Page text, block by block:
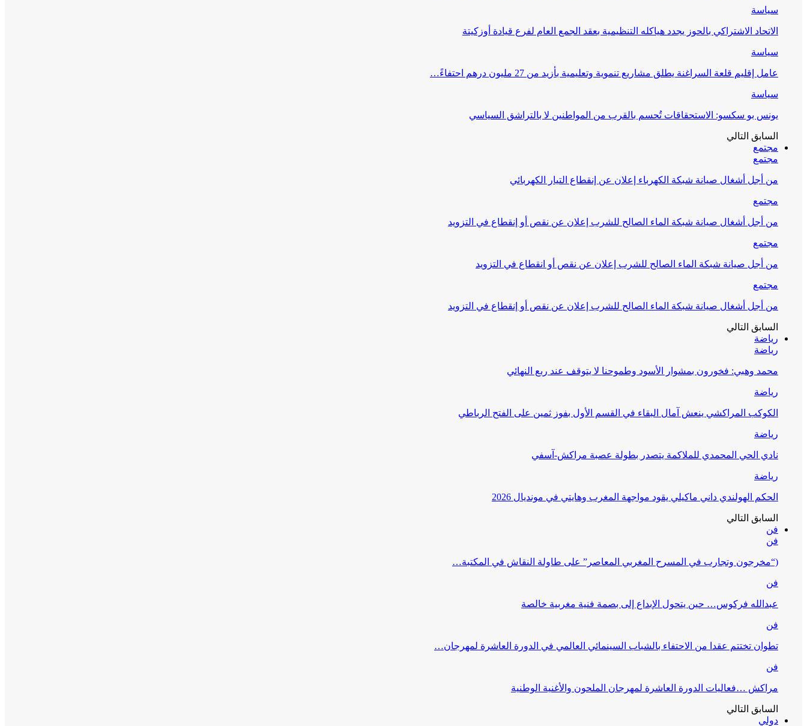
سياسة
الاتحاد الاشتراكي بالحوز يجدد هياكله التنظيمية بعقد الجمع العام لفرع قيادة أوزكيتة
سياسة
عامل إقليم قلعة السراغنة يطلق مشاريع تنموية وتعليمية بأزيد من 27 مليون درهم احتفاءً…
سياسة
يونس بو سكسو: الاستحقاقات تُحسم بالقرب من المواطنين لا بالتراشق السياسي
السابق التالي
مجتمع
مجتمع
من أجل أشغال صيانة شبكة الكهرباء إعلان عن إنقطاع التيار الكهربائي
مجتمع
من أجل أشغال صيانة شبكة الماء الصالح للشرب إعلان عن نقص أو إنقطاع في التزويد
مجتمع
من أجل صيانة شبكة الماء الصالح للشرب إعلان عن نقص أو انقطاع في التزويد
مجتمع
من أجل أشغال صيانة شبكة الماء الصالح للشرب إعلان عن نقص أو إنقطاع في التزويد
السابق التالي
رياضة
رياضة
محمد وهبي: فخورون بمشوار الأسود وطموحنا لا يتوقف عند ربع النهائي
رياضة
الكوكب المراكشي ينعش آمال البقاء في القسم الأول بفوز ثمين على الفتح الرباطي
رياضة
نادي الحي المحمدي للملاكمة يتصدر بطولة عصبة مراكش-آسفي
رياضة
الحكم الهولندي داني ماكيلي يقود مواجهة المغرب وهايتي في مونديال 2026
السابق التالي
فن
فن
(“مخرجون وتجارب في المسرح المغربي المعاصر” على طاولة النقاش في المكتبة…
فن
عبدالله فركوس… حين يتحول الإبداع إلى بصمة فنية مغربية خالصة
فن
تطوان تختتم عقدا من الاحتفاء بالشباب السينمائي العالمي في الدورة العاشرة لمهرجان…
فن
مراكش …فعاليات الدورة العاشرة لمهرجان الملحون والأغنية الوطنية
السابق التالي
دولي